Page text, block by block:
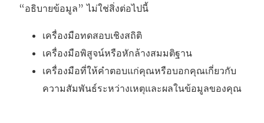
ใ
ม่
)
“อธิบายข้อมูล” ไม่ใช่สิ่งต่อไปนี้
เครื่องมือทดสอบเชิงสถิติ
เครื่องมือพิสูจน์หรือหักล้างสมมติฐาน
เครื่องมือที่ให้คำตอบแก่คุณหรือบอกคุณเกี่ยวกับ
ความสัมพันธ์ระหว่างเหตุและผลในข้อมูลของคุณ